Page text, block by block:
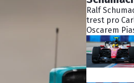
Ralf
trest pro
Oscarem
bývalého
několik
kolidoval s